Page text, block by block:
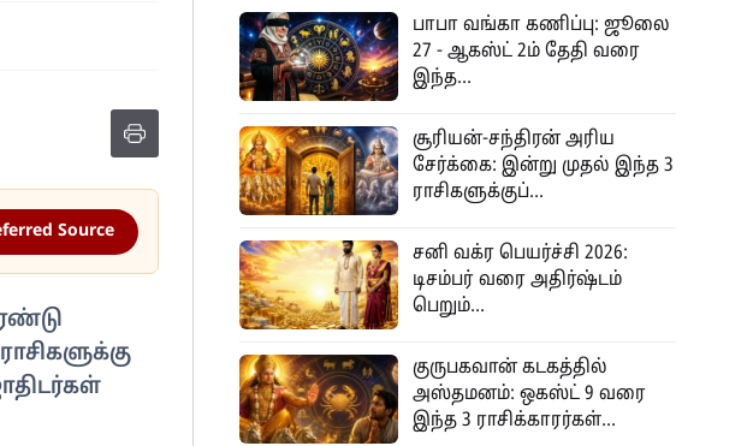
Source
பாபா வங்கா கணிப்பு: ஜூலை
27 - ஆகஸ்ட் 2ம் தேதி வரை
இந்த...
சூரியன்-சந்திரன் அரிய
சேர்க்கை: இன்று முதல் இந்த 3
ராசிகளுக்குப்...
சனி வக்ர பெயர்ச்சி 2026:
டிசம்பர் வரை அதிர்ஷ்டம்
பெறும்...
குருபகவான் கடகத்தில்
அஸ்தமனம்: ஒகஸ்ட் 9 வரை
இந்த 3 ராசிக்காரர்கள்...